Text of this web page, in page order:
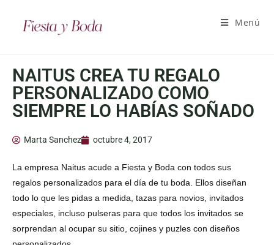
Menú
NAITUS CREA TU REGALO
PERSONALIZADO COMO
SIEMPRE LO HABÍAS SOÑADO
Marta Sanchez octubre 4, 2017
La empresa Naitus acude a Fiesta y Boda con todos sus
regalos personalizados para el día de tu boda. Ellos diseñan
todo lo que les pidas a medida, tazas para novios, invitados
especiales, incluso pulseras para que todos los invitados se
sorprendan al ocupar su sitio, cojines y puzles con diseños